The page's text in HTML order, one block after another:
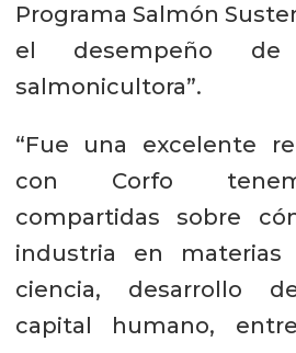
Programa Salmón
el desempeño
salmonicultora”.
“Fue una excelente
con Corfo
compartidas sobre
industria en materias
ciencia, desarrollo
capital humano,